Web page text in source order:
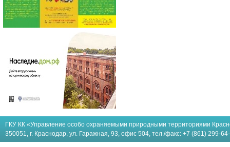
ГКУ КК «Управление особо охраняемыми природными территориями
350051, г. Краснодар, ул. Гаражная, 93, офис 504, тел./факс: +7 (861) 299-